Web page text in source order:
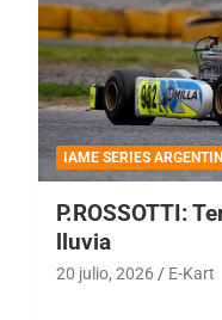
IAME SERIES
P.ROSSOTTI:
lluvia
20 julio, 2026 E-Kart